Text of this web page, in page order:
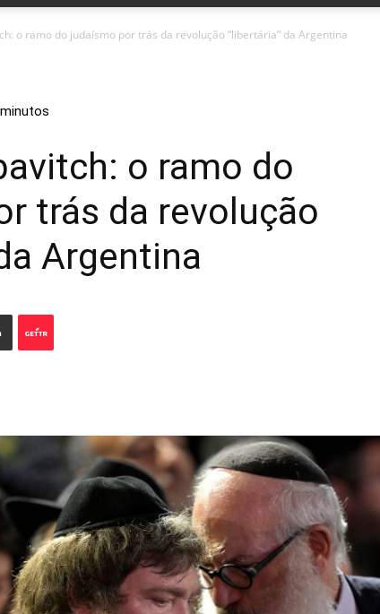
o ramo do judaísmo por trás da revolução “libertária” da Argentina
o ramo do
trás da revolução
Argentina